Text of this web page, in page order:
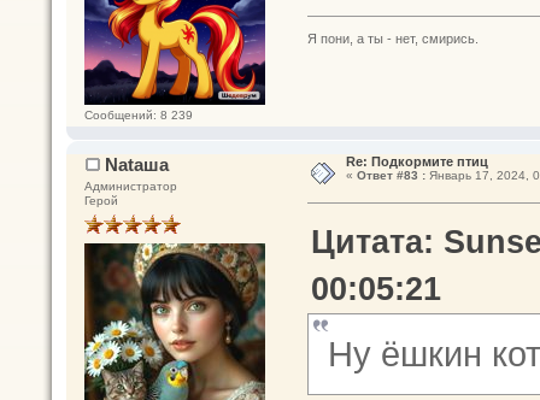
Сообщений: 8 239
Я пони, а ты - нет, смирись.
Nataшa
Администратор
Герой
Re: Подкормите птиц
« Ответ #83 :Январь 17, 2024,
Цитата:
00:05:21
Ну ёшкин